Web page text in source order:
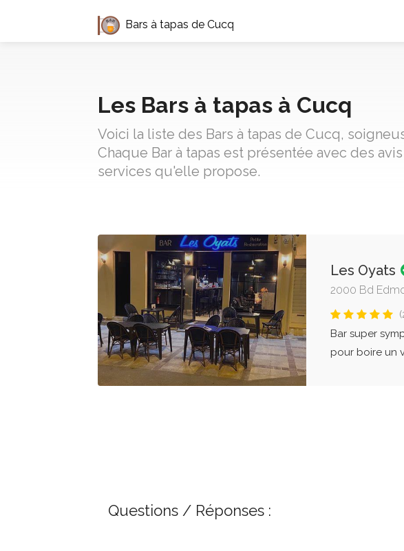
Bars à tapas de Cucq
Les Bars à tapas à Cucq
Voici la liste des Bars à tapas de Cucq,
Chaque Bar à tapas est présentée avec des
services qu'elle propose.
Les Oyats
2000 Bd
Bar super
pour boire un
Questions / Réponses :